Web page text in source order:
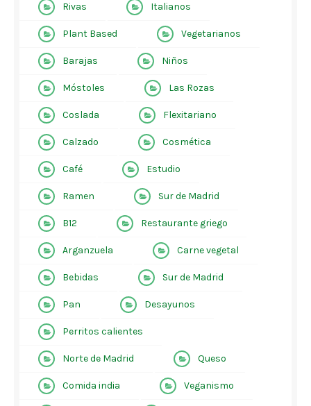
Rivas Italianos
Plant Based Vegetarianos
Barajas Niños
Móstoles Las Rozas
Coslada Flexitariano
Calzado Cosmética
Café Estudio
Ramen Sur de Madrid
B12 Restaurante griego
Arganzuela Carne vegetal
Bebidas Sur de Madrid
Pan Desayunos
Perritos calientes
Norte de Madrid Queso
Comida india Veganismo